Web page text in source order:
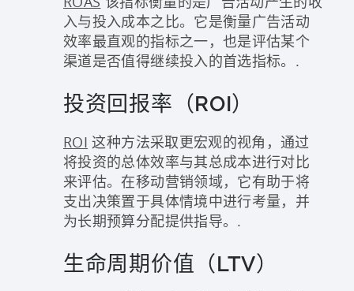
入与投入成本之比。它是衡量广告活动
效率最直观的指标之一，也是评估某个
渠道是否值得继续投入的首选指标。.
投资回报率（ROI）
ROI 这种方法采取更宏观的视角，通过
将投资的总体效率与其总成本进行对比
来评估。在移动营销领域，它有助于将
支出决策置于具体情境中进行考量，并
为长期预算分配提供指导。.
生命周期价值（LTV）